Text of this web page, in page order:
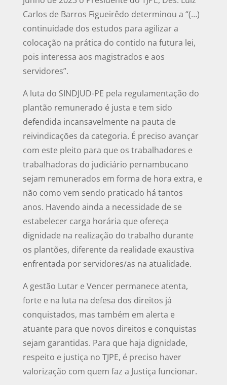
Carlos de Barros Figueirêdo determinou a “(…)
continuidade dos estudos para agilizar a
colocação na prática do contido na futura lei,
pois interessa aos magistrados e aos
servidores”.
A luta do SINDJUD-PE pela regulamentação do
plantão remunerado é justa e tem sido
defendida incansavelmente na pauta de
reivindicações da categoria. É preciso avançar
com este pleito para que os trabalhadores e
trabalhadoras do judiciário pernambucano
sejam remunerados em forma de hora extra, e
não como vem sendo praticado há tantos
anos. Havendo ainda a necessidade de se
estabelecer carga horária que ofereça
dignidade na realização do trabalho durante
os plantões, diferente da realidade exaustiva
enfrentada por servidores/as na atualidade.
A gestão Lutar e Vencer permanece atenta,
forte e na luta na defesa dos direitos já
conquistados, mas também em alerta e
atuante para que novos direitos e conquistas
sejam garantidas. Para que haja dignidade,
respeito e justiça no TJPE, é preciso haver
valorização com quem faz a Justiça funcionar.